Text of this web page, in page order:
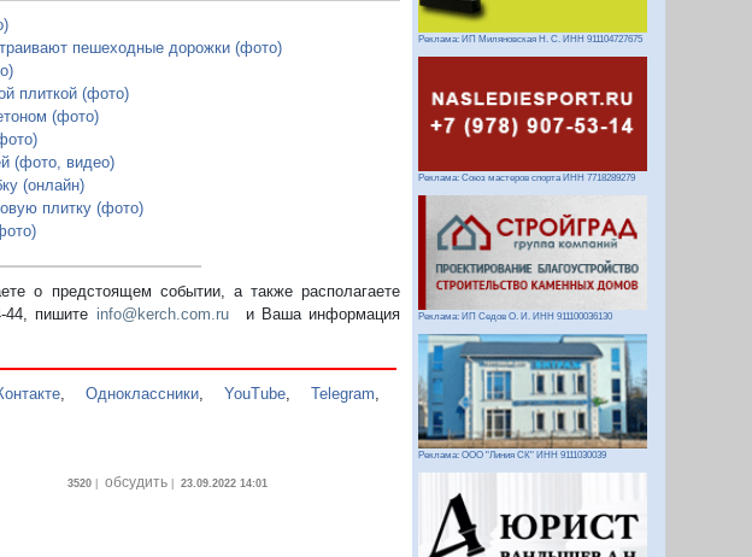
пешеходные дорожки (фото)
плиткой (фото)
(фото)
(фото, видео)
(онлайн)
плитку (фото)
о предстоящем событии, а также располагаете
44, пишите info@kerch.com.ru и Ваша информация
Одноклассники ,YouTube ,Telegram
3520| обсудить| 23.09.2022 14:01
Реклама: ИП Миляновская Н. С. ИНН 911104727675
Реклама: Союз мастеров спорта ИНН 7718289279
Реклама: ИП Седов О. И. ИНН 911100036130
Реклама: ООО "Линия СК" ИНН 9111030039